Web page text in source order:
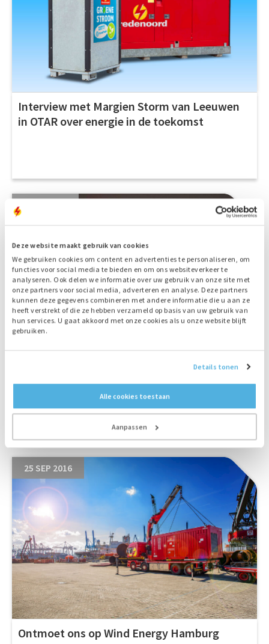
Deze website maakt gebruik van cookies
We gebruiken cookies om content en advertenties te personaliseren, om
functies voor social media te bieden en om ons websiteverkeer te
analyseren. Ook delen we informatie over uw gebruik van onze site met
onze partners voor social media, adverteren en analyse. Deze partners
kunnen deze gegevens combineren met andere informatie die u aan ze
heeft verstrekt of die ze hebben verzameld op basis van uw gebruik van
hun services. U gaat akkoord met onze cookies als u onze website blijft
gebruiken.
Details tonen
Alle cookies toestaan
Aanpassen
Interview met Margien Storm van Leeuwen
in OTAR over energie in de toekomst
Mobile Solar Plant verlicht objecten Art
Rotterdam
25 SEP 2016
Ontmoet ons op Wind Energy Hamburg